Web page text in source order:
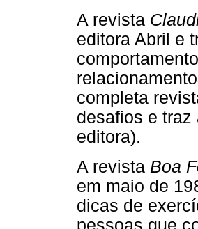
A revista
editora Abril e
completa
desafios e traz
editora).
A revista Boa
em maio de
dicas de
pessoas que